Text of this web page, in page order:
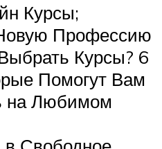
Курсы;
Профессию
Курсы? 6
Помогут Вам
на Любимом